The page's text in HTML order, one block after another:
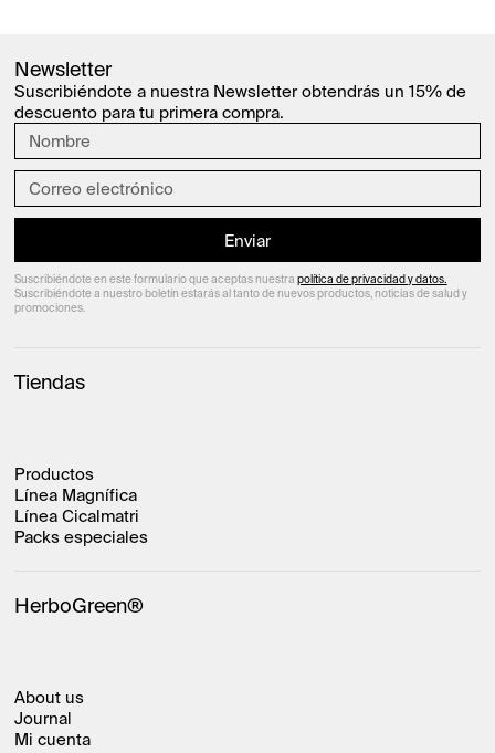
Newsletter
Suscribiéndote a nuestra Newsletter obtendrás un 15% de
descuento para tu primera compra.
Enviar
Alternative:
Suscribiéndote en este formulario que aceptas nuestrapolítica de privacidad y datos.
Suscribiéndote a nuestro boletín estarás al tanto de nuevos productos, noticias de salud y
promociones.
Tiendas
Productos
Línea Magnífica
Línea Cicalmatri
Packs especiales
HerboGreen®
About us
Journal
Mi cuenta